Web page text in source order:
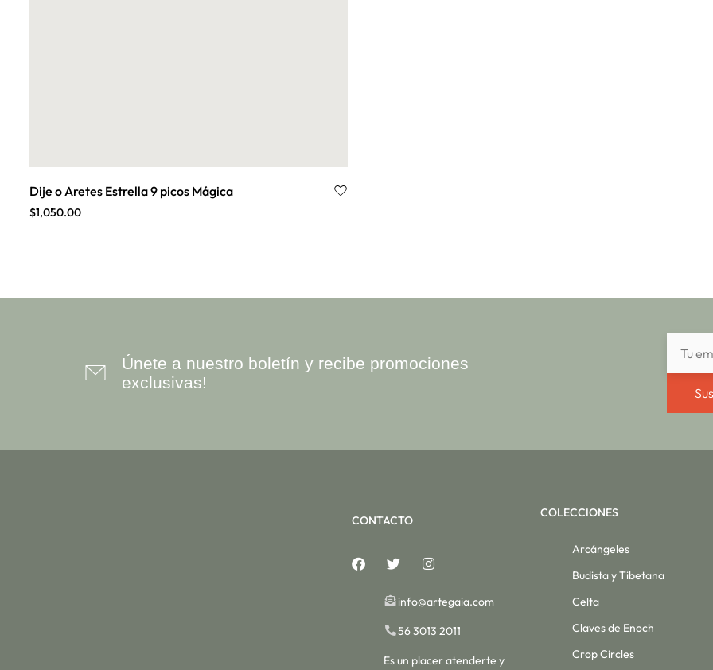
Dije o Aretes Estrella 9 picos Mágica
$1,050.00
Únete a nuestro boletín y recibe promociones
exclusivas!
CONTACTO
info@artegaia.com
56 3013 2011
Es un placer atenderte y
COLECCIONES
Arcángeles
Budista y Tibetana
Celta
Claves de Enoch
Crop Circles